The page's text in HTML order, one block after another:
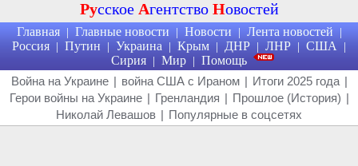
Русское Агентство Новостей
Главная | Главные новости | Новости | Лента новостей |
Россия | Путин | Украина | Крым | ДНР | ЛНР | США |
Сирия | Мир | Помощь
Война на Украине | война США с Ираном | Итоги 2025 года |
Герои войны на Украине | Гренландия | Прошлое (История) |
Николай Левашов | Популярные в соцсетях